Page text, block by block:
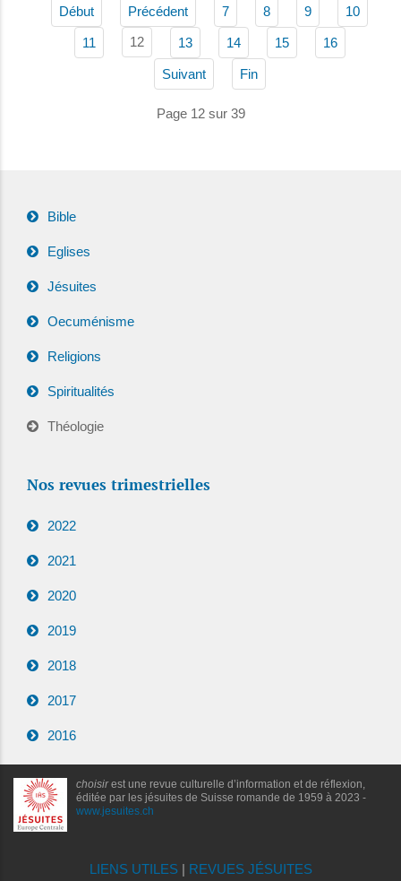
Début Précédent 7 8 9 10
11 12 13 14 15 16
Suivant Fin
Page 12 sur 39
Bible
Eglises
Jésuites
Oecuménisme
Religions
Spiritualités
Théologie
Nos revues trimestrielles
2022
2021
2020
2019
2018
2017
2016
choisirest une revue culturelle d’information et de réflexion,
éditée par les jésuites de Suisse romande de 1959 à 2023 -
www.jesuites.ch
LIENS UTILES| REVUES JÉSUITES